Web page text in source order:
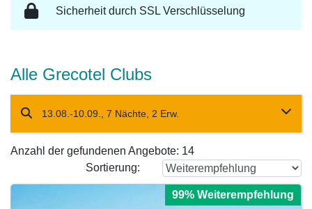
Sicherheit durch SSL Verschlüsselung
Alle Grecotel Clubs
13.08.-10.09., 7 Nächte, 2 Erw.
Anzahl der gefundenen Angebote: 14
Sortierung:
99% Weiterempfehlung